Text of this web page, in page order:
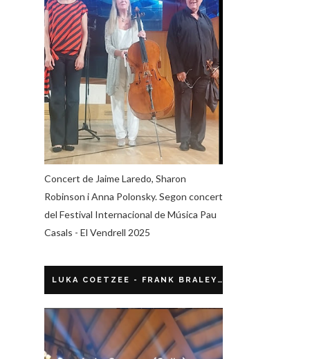
Concert de Jaime Laredo, Sharon
Robinson i Anna Polonsky. Segon concert
del Festival Internacional de Música Pau
Casals - El Vendrell 2025
LUKA COETZEE - FRANK BRALEY